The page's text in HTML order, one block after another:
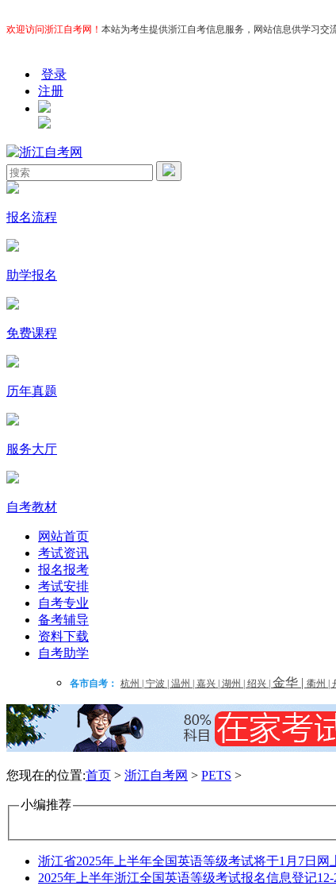
欢迎访问浙江自考网！ 本站为考生提供浙江自考信息服务，网站信息供学习交
登录
注册
报名流程
助学报名
免费课程
历年真题
服务大厅
自考教材
网站首页
考试资讯
报名报考
考试安排
自考专业
备考辅导
资料下载
自考助学
各市自考： 杭州 宁波 温州 嘉兴 湖州 绍兴 金华 | 衢州
您现在的位置:首页 > 浙江自考网 > PETS >
小编推荐
浙江省2025年上半年全国英语等级考试将于1月7日网
2025年上半年浙江全国英语等级考试报名信息登记